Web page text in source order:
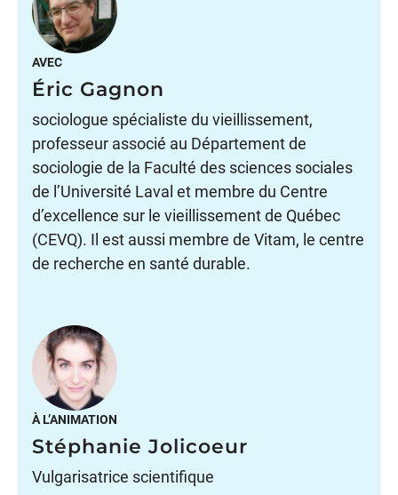
AVEC
Éric Gagnon
sociologue spécialiste du vieillissement,
professeur associé au Département de
sociologie de la Faculté des sciences sociales
de l’Université Laval et membre du Centre
d’excellence sur le vieillissement de Québec
(CEVQ). Il est aussi membre de Vitam, le centre
de recherche en santé durable.
À L’ANIMATION
Stéphanie Jolicoeur
Vulgarisatrice scientifique